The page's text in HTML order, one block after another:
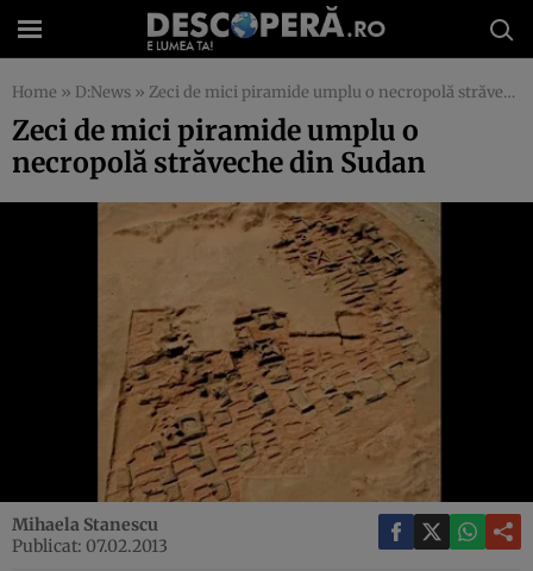
Home » D:News » Zeci de mici piramide umplu o necropolă străveche din Sudan
Zeci de mici piramide umplu o
necropolă străveche din Sudan
Mihaela Stanescu
Publicat: 07.02.2013